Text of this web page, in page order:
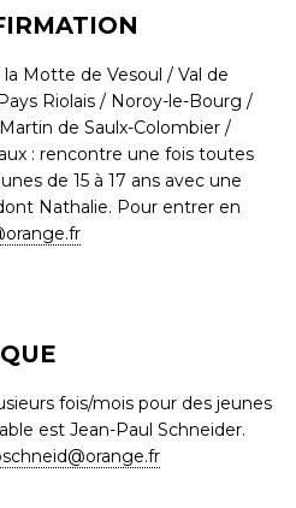
Motte de Vesoul / Val de
Riolais / Noroy-le-Bourg /
de Saulx-Colombier /
: rencontre une fois toutes
de 15 à 17 ans avec une
Nathalie. Pour entrer en
fois/mois pour des jeunes
est Jean-Paul Schneider.